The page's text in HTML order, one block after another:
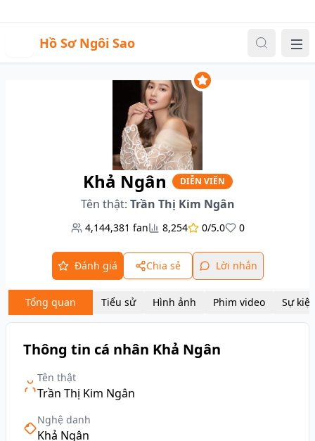
Hồ Sơ Ngôi Sao
Khả Ngân DIỄN VIÊN
Tên thật: Trần Thị Kim Ngân
4,144,381 fan 8,254 0/5.0 0
Đánh giá Chia sẻ Lời nhắn
Tổng quan Tiểu sử Hình ảnh Phim video Sự
Thông tin cá nhân Khả Ngân
Tên thật
Trần Thị Kim Ngân
Nghệ danh
Khả Ngân